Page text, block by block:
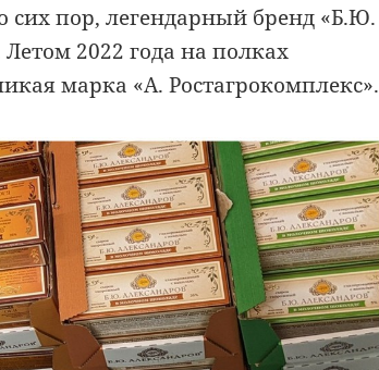
сих пор, легендарный бренд «Б.Ю.
2022 года на полках
марка «А. Ростагрокомплекс».